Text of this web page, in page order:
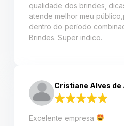
qualidade dos brindes,
atende melhor meu
dentro do período
Brindes. Super indico.
Cristiane Alves de
Excelente empresa